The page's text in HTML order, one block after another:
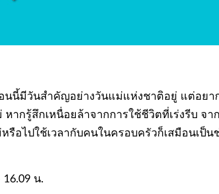
นนี้มีวันสำคัญอย่างวันแม่แห่งชาติอยู่ แต่อยา
ากรู้สึกเหนื่อยล้าจากการใช้ชีวิตที่เร่งรีบ จา
อไปใช้เวลากับคนในครอบครัวก็เสมือนเป็นช่
น.